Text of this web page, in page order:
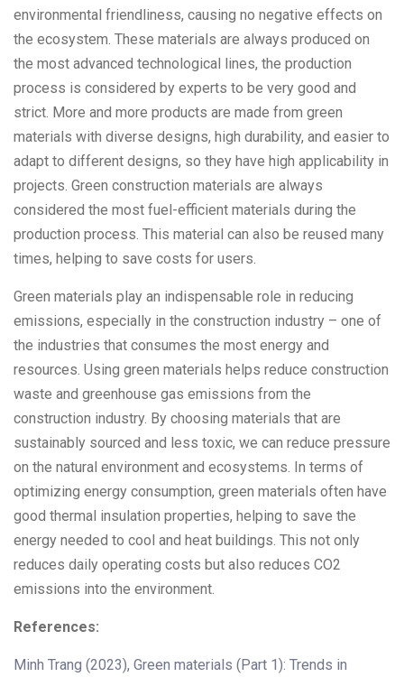
environmental friendliness, causing no negative effects on
the ecosystem. These materials are always produced on
the most advanced technological lines, the production
process is considered by experts to be very good and
strict. More and more products are made from green
materials with diverse designs, high durability, and easier to
adapt to different designs, so they have high applicability in
projects. Green construction materials are always
considered the most fuel-efficient materials during the
production process. This material can also be reused many
times, helping to save costs for users.
Green materials play an indispensable role in reducing
emissions, especially in the construction industry – one of
the industries that consumes the most energy and
resources. Using green materials helps reduce construction
waste and greenhouse gas emissions from the
construction industry. By choosing materials that are
sustainably sourced and less toxic, we can reduce pressure
on the natural environment and ecosystems. In terms of
optimizing energy consumption, green materials often have
good thermal insulation properties, helping to save the
energy needed to cool and heat buildings. This not only
reduces daily operating costs but also reduces CO2
emissions into the environment.
References:
Minh Trang (2023), Green materials (Part 1): Trends in